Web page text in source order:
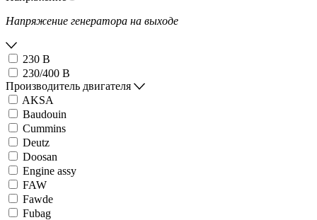
Напряжение генератора на выходе
230 В
230/400 В
Производитель двигателя
AKSA
Baudouin
Cummins
Deutz
Doosan
Engine assy
FAW
Fawde
Fubag